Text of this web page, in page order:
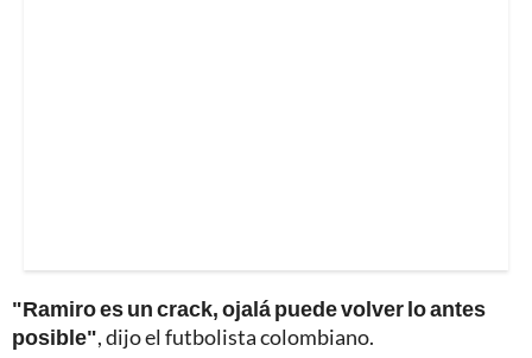
"Ramiro es un crack, ojalá puede volver lo antes
posible", dijo el futbolista colombiano.